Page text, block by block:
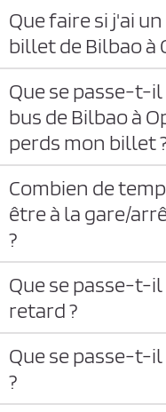
Que faire si j'ai
billet de Bilbao à
Que se passe-t-
bus de Bilbao à
perds mon billet
Combien de
être à la gare/
?
Que se passe-t-
retard ?
Que se passe-t-
?